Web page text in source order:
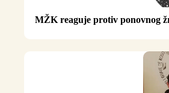
MŽK reaguje protiv ponovnog